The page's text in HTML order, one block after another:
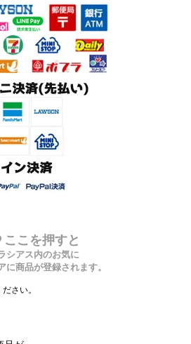
ここを押すと
シアス内のお気に
に商品が登録されます。
さい。